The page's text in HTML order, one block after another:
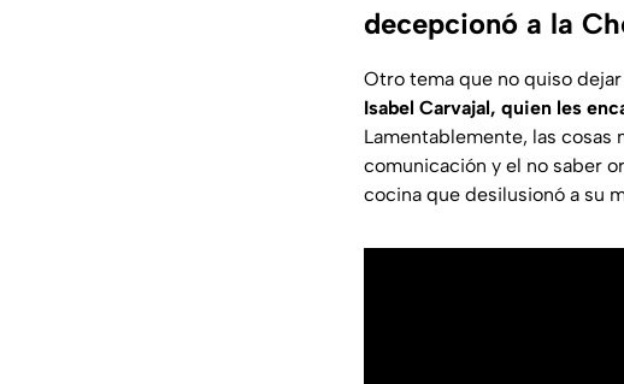
decepcionó a la
Otro tema que no quiso
Isabel Carvajal, quien les
Lamentablemente, las cosas
comunicación y el no saber
cocina que desilusionó a su